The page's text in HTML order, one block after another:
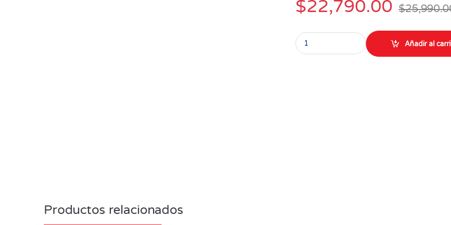
$22,790.00 $
Jamón Seleccionado Colanta x 500 gr quantity
Añadir al
Productos relacionados